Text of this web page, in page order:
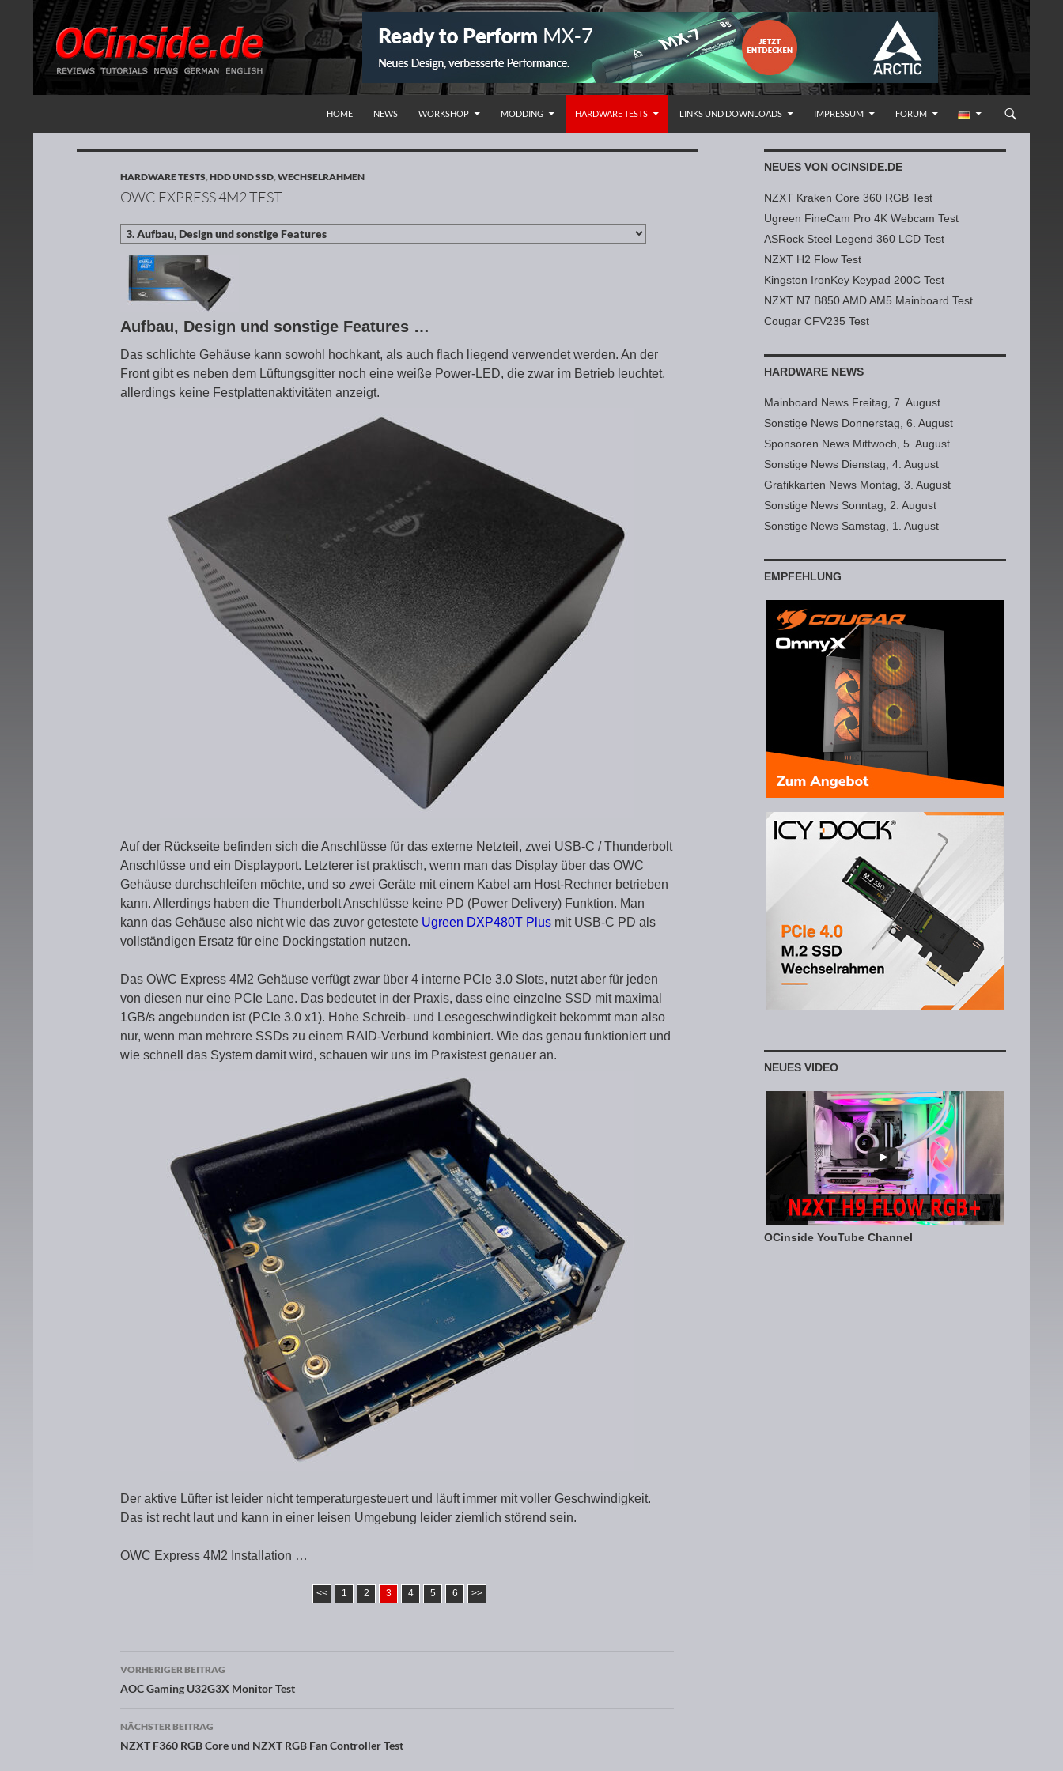
HOME
NEWS WORKSHOP MODDING HARDWARE TESTS LINKS UND DOWNLOADS IMPRESSUM FORUM
HARDWARE TESTS,HDD UND SSD,WECHSELRAHMEN
OWC EXPRESS 4M2 TEST
Aufbau, Design und sonstige Features …
Das schlichte Gehäuse kann sowohl hochkant, als auch flach liegend verwendet werden. An der
Front gibt es neben dem Lüftungsgitter noch eine weiße Power-LED, die zwar im Betrieb leuchtet,
allerdings keine Festplattenaktivitäten anzeigt.
Auf der Rückseite befinden sich die Anschlüsse für das externe Netzteil, zwei USB-C / Thunderbolt
Anschlüsse und ein Displayport. Letzterer ist praktisch, wenn man das Display über das OWC
Gehäuse durchschleifen möchte, und so zwei Geräte mit einem Kabel am Host-Rechner betrieben
kann. Allerdings haben die Thunderbolt Anschlüsse keine PD (Power Delivery) Funktion. Man
kann das Gehäuse also nicht wie das zuvor getestete Ugreen DXP480T Plus mit USB-C PD als
vollständigen Ersatz für eine Dockingstation nutzen.
Das OWC Express 4M2 Gehäuse verfügt zwar über 4 interne PCIe 3.0 Slots, nutzt aber für jeden
von diesen nur eine PCIe Lane. Das bedeutet in der Praxis, dass eine einzelne SSD mit maximal
1GB/s angebunden ist (PCIe 3.0 x1). Hohe Schreib- und Lesegeschwindigkeit bekommt man also
nur, wenn man mehrere SSDs zu einem RAID-Verbund kombiniert. Wie das genau funktioniert und
wie schnell das System damit wird, schauen wir uns im Praxistest genauer an.
Der aktive Lüfter ist leider nicht temperaturgesteuert und läuft immer mit voller Geschwindigkeit.
Das ist recht laut und kann in einer leisen Umgebung leider ziemlich störend sein.
OWC Express 4M2 Installation …
<< 1 2 3 4 5 6 >>
Beitragsnavigation
VORHERIGER BEITRAG
AOC Gaming U32G3X Monitor Test
NÄCHSTER BEITRAG
NZXT F360 RGB Core und NZXT RGB Fan Controller Test
NEUES VON OCINSIDE.DE
NZXT Kraken Core 360 RGB Test
Ugreen FineCam Pro 4K Webcam Test
ASRock Steel Legend 360 LCD Test
NZXT H2 Flow Test
Kingston IronKey Keypad 200C Test
NZXT N7 B850 AMD AM5 Mainboard Test
Cougar CFV235 Test
HARDWARE NEWS
Mainboard News Freitag, 7. August
Sonstige News Donnerstag, 6. August
Sponsoren News Mittwoch, 5. August
Sonstige News Dienstag, 4. August
Grafikkarten News Montag, 3. August
Sonstige News Sonntag, 2. August
Sonstige News Samstag, 1. August
EMPFEHLUNG
NEUES VIDEO
OCinside YouTube Channel